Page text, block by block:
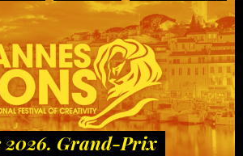
2026. Grand-Prix